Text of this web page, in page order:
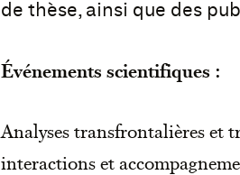
de thèse, ainsi que des
Événements scientifiques :
Analyses transfrontalières et
interactions et